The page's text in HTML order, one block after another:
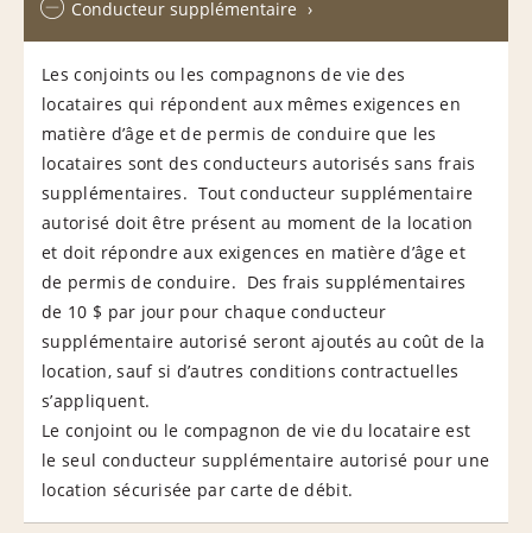
Conducteur supplémentaire
Les conjoints ou les compagnons de vie des
locataires qui répondent aux mêmes exigences en
matière d’âge et de permis de conduire que les
locataires sont des conducteurs autorisés sans frais
supplémentaires. Tout conducteur supplémentaire
autorisé doit être présent au moment de la location
et doit répondre aux exigences en matière d’âge et
de permis de conduire. Des frais supplémentaires
de 10 $ par jour pour chaque conducteur
supplémentaire autorisé seront ajoutés au coût de la
location, sauf si d’autres conditions contractuelles
s’appliquent.
Le conjoint ou le compagnon de vie du locataire est
le seul conducteur supplémentaire autorisé pour une
location sécurisée par carte de débit.